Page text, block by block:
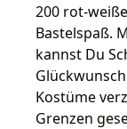
200 rot-
Bastelspaß.
kannst Du
Kostüme
Grenzen